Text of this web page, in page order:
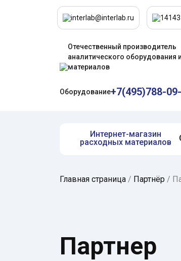
interlab@interlab.ru
Отечественный производитель
аналитического оборудования
материалов
Оборудование+7(495)788-
Интернет-магазин
расходных материалов
Главная страница / Партнёр /
Партнер